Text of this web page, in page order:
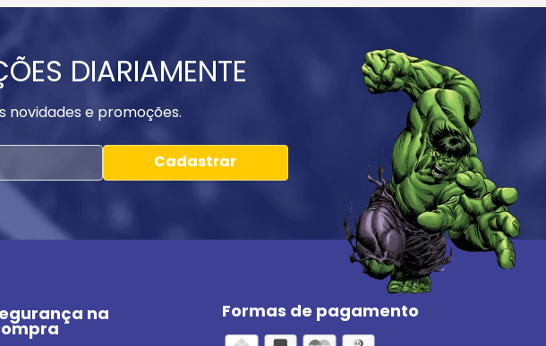
DIARIAMENTE
e promoções.
Cadastrar
na Formas de pagamento